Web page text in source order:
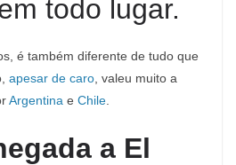
todo lugar.
é também diferente de tudo que
apesar de caro , valeu muito a
Argentina e Chile
a El